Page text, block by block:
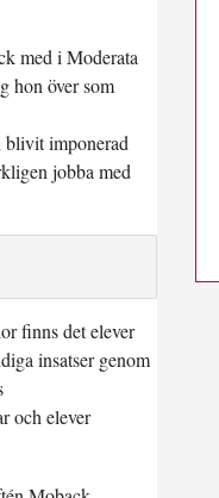
med i Moderata
hon över som
blivit imponerad
jobba med
finns det elever
insatser genom
och elever